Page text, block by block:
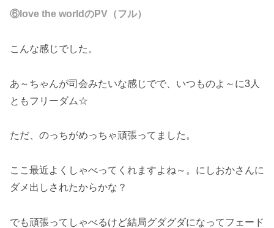
⑥love the worldのPV（フル）
こんな感じでした。
あ～ちゃんが司会みたいな感じでで、いつものよ～に3人
ともフリーダム☆
ただ、のっちがめっちゃ頑張ってました。
ここ最近よくしゃべってくれますよね～。にしおかさんに
ダメ出しされたからかな？
でも頑張ってしゃべるけど結局グダグダになってフェード